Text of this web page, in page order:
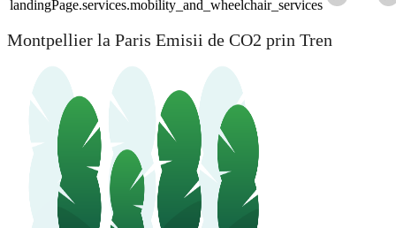
landingPage.services.mobility_and_wheelchair_services
Montpellier la Paris Emisii de CO2 prin Tren